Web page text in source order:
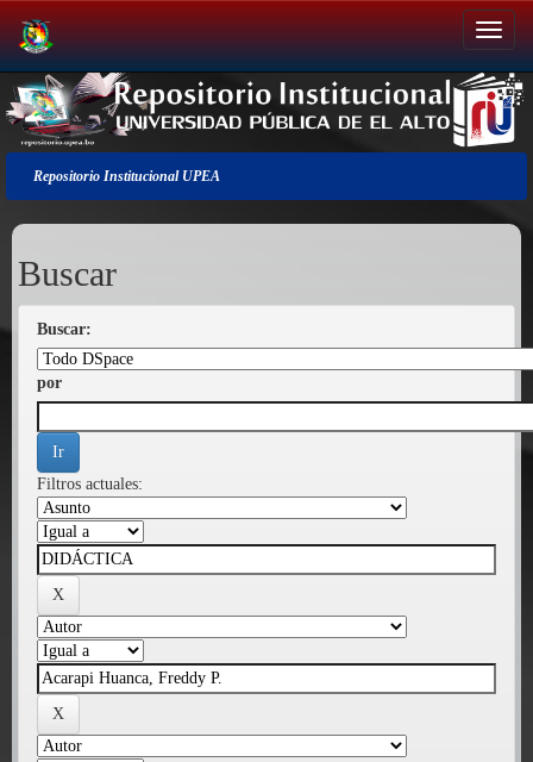
Salir
de
la
navegación
Repositorio Institucional UPEA
Buscar
Buscar:
por
Filtros actuales: